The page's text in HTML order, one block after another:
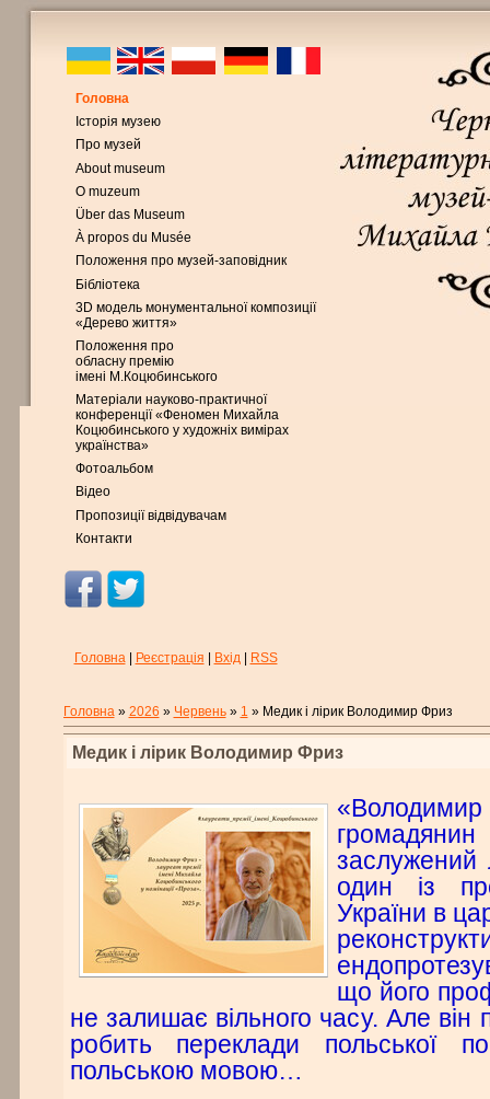
Головна
Історія музею
Про музей
About museum
O muzeum
Über das Museum
À propos du Musée
Положення про музей-заповідник
Бібліотека
3D модель монументальної композиції
«Дерево життя»
Положення про
обласну премію
імені М.Коцюбинського
Матеріали науково-практичної
конференції «Феномен Михайла
Коцюбинського у художніх вимірах
українства»
Фотоальбом
Відео
Пропозиції відвідувачам
Контакти
Головна| Реєстрація Вхід| RSS
Головна» 2026 » Червень » 1 » Медик і лірик Володимир Фриз
Медик і лірик Володимир Фриз
громадянин
заслужений
один із
України в
що його
не залишає вільного часу. Але він
робить переклади польської
польською мовою…